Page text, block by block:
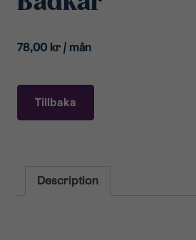
78,00 kr / mån
Tillbaka
Description